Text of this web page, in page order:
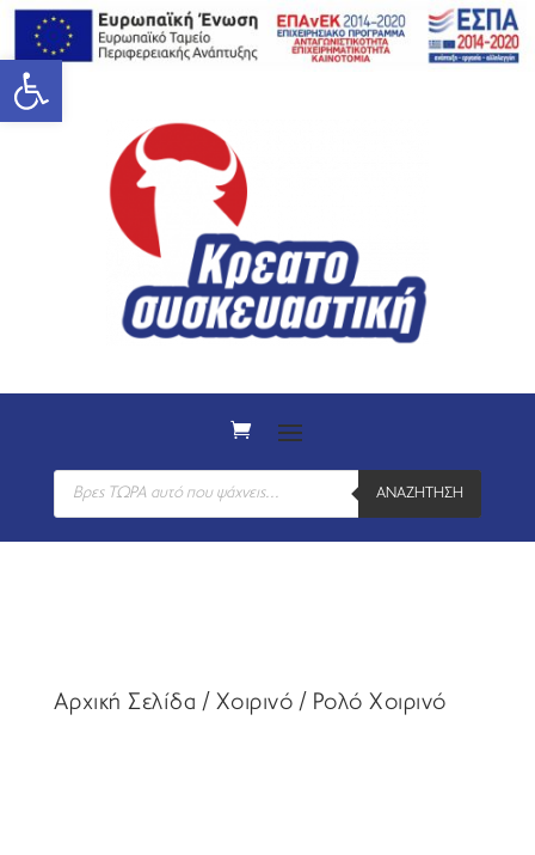
Ανοίξτε τη γραμμή εργαλείων
Products
search
ΑΝΑΖΉΤΗΣΗ
Αρχική Σελίδα / Χοιρινό / Ρολό Χοιρινό